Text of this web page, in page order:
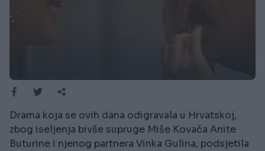
Drama koja se ovih dana odigravala u Hrvatskoj,
zbog iseljenja bivše supruge Miše Kovača Anite
Buturine i njenog partnera Vinka Gulina, podsjetila